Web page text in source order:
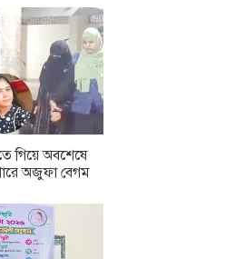
গিয়ে অবশেষে
অজুফা বেগম